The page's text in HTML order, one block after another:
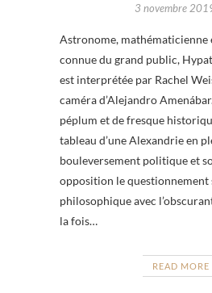
3 novembre
Astronome, mathématicienne
connue du grand public,
est interprétée par Rachel
caméra d’Alejandro
péplum et de fresque
tableau d’une Alexandrie en
bouleversement politique et
opposition le
philosophique avec
la fois…
READ MORE